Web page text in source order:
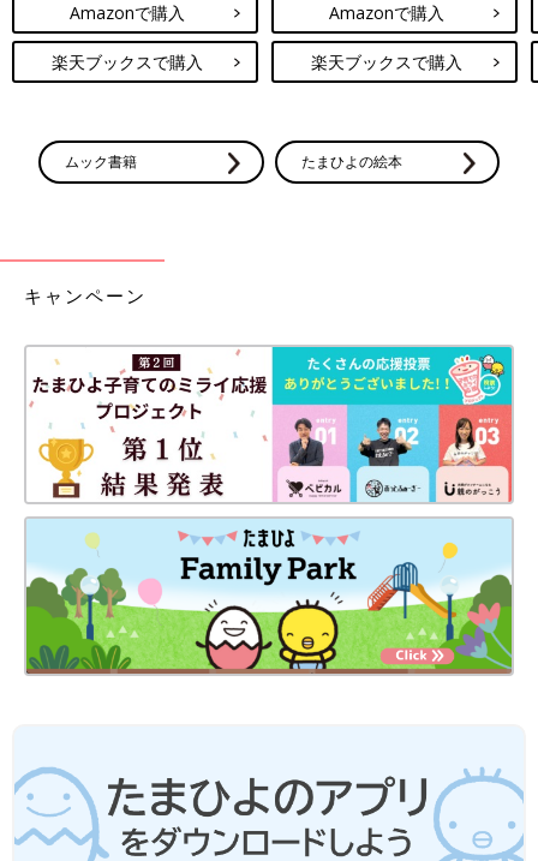
Amazonで購入
楽天ブックスで購入
Amazonで購入
楽天ブックスで購入
ムック書籍 たまひよの絵本
キャンペーン